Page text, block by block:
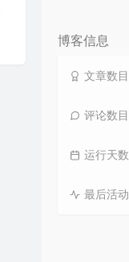
博客信息
文章数目
评论数目
运行天数
最后活动